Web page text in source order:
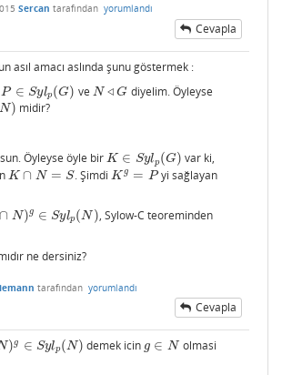
Sercan tarafından yorumlandı
Cevapla
asıl amacı aslında şunu göstermek :
P ∈ Sylp (G)
P∈Sylp(G) ve N ◃ G
N◃G diyelim. Öyleyse
N) midir?
Öyleyse öyle bir K ∈ Sylp(G)
K∈ Sy lp(G) var ki,
K ∩ N = S
K∩N=S . Şimdi Kg = P
Kg= P yi sağlayan
∩ N)g ∈ Sylp (N)
Sy p(N)
, Sylow-C teoreminden
ne dersiniz?
tarafından yorumlandı
Cevapla
)g ∈ Sylp (N)
∈Sy p( N) demek icin g ∈ N
g ∈N
olmasi